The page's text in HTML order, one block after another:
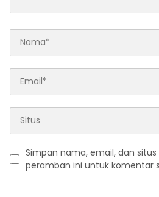
Simpan nama, email, dan
peramban ini untuk komentar